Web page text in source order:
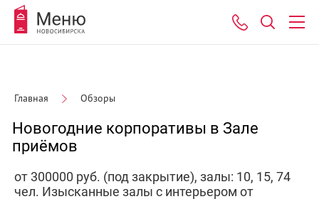
Главная Обзоры
Новогодние корпоративы в Зале
приёмов
от 300000 руб. (под закрытие), залы: 10, 15, 74
чел. Изысканные залы с интерьером от